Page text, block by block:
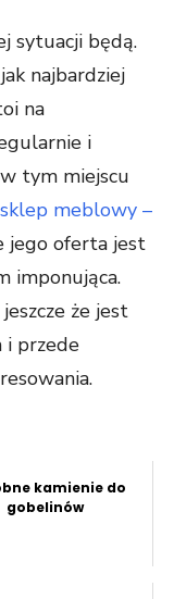
sytuacji będą.
najbardziej
na
i
tym miejscu
sklep meblowy –
jego oferta jest
imponująca.
że jest
i przede
kamienie do
gobelinów